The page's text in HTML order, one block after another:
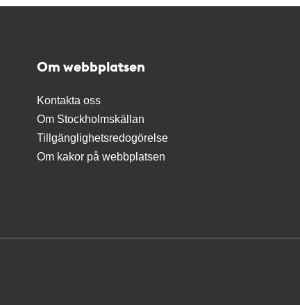
Om webbplatsen
Kontakta oss
Om Stockholmskällan
Tillgänglighetsredogörelse
Om kakor på webbplatsen